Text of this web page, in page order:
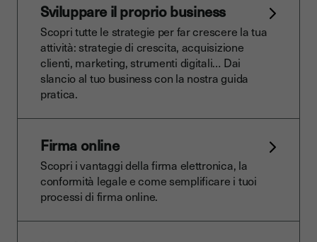
Sviluppare il proprio business
Scopri tutte le strategie per far crescere la tua
attività: strategie di crescita, acquisizione
clienti, marketing, strumenti digitali… Dai
slancio al tuo business con la nostra guida
pratica.
Firma online
Scopri i vantaggi della firma elettronica, la
conformità legale e come semplificare i tuoi
processi di firma online.